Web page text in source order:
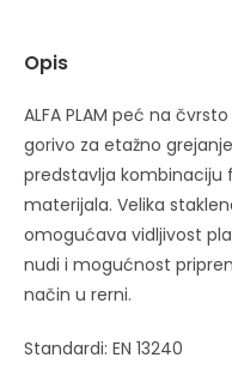
Opis
ALFA PLAM peć na
gorivo za etažno
predstavlja kombinaciju
materijala. Velika
omogućava vidljivost
nudi i mogućnost
način u rerni.
Standardi: EN 13240